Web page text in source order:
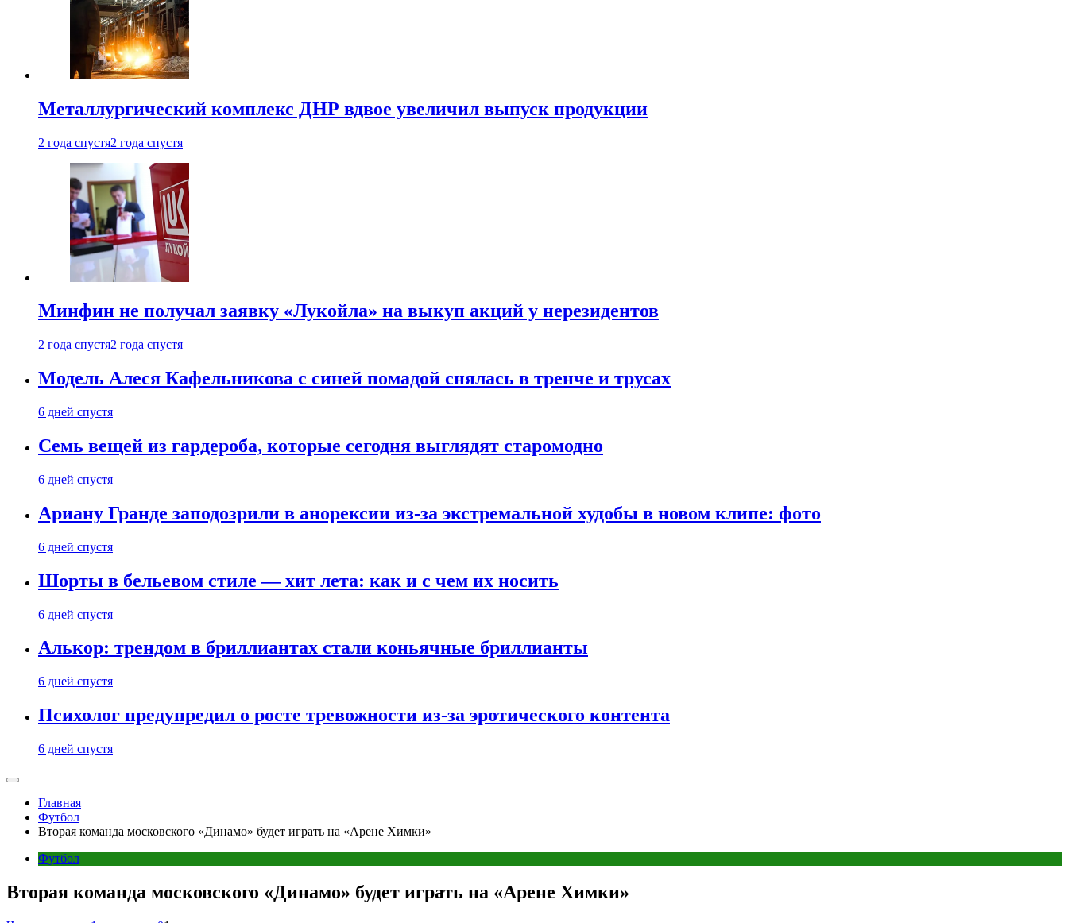
Металлургический комплекс ДНР вдвое увеличил выпуск продукции
2 года спустя2 года спустя
Минфин не получал заявку «Лукойла» на выкуп акций у нерезидентов
2 года спустя2 года спустя
Модель Алеся Кафельникова с синей помадой снялась в тренче и трусах
6 дней спустя
Семь вещей из гардероба, которые сегодня выглядят старомодно
6 дней спустя
Ариану Гранде заподозрили в анорексии из-за экстремальной худобы в новом клипе: фото
6 дней спустя
Шорты в бельевом стиле — хит лета: как и с чем их носить
6 дней спустя
Алькор: трендом в бриллиантах стали коньячные бриллианты
6 дней спустя
Психолог предупредил о росте тревожности из-за эротического контента
6 дней спустя
Главная
Футбол
Вторая команда московского «Динамо» будет играть на «Арене Химки»
Футбол
Вторая команда московского «Динамо» будет играть на «Арене Химки»